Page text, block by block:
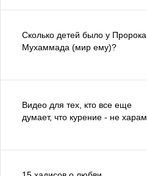
Сколько детей было у Пророка
Мухаммада (мир ему)?
Видео для тех, кто все еще
думает, что курение - не харам